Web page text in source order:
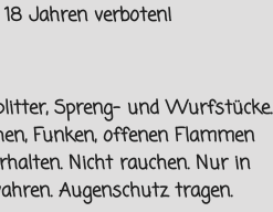
18 Jahren verboten!
Spreng- und Wurfstücke.
Funken, offenen Flammen
Nicht rauchen. Nur in
Augenschutz tragen.